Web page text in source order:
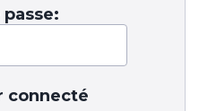
connecté